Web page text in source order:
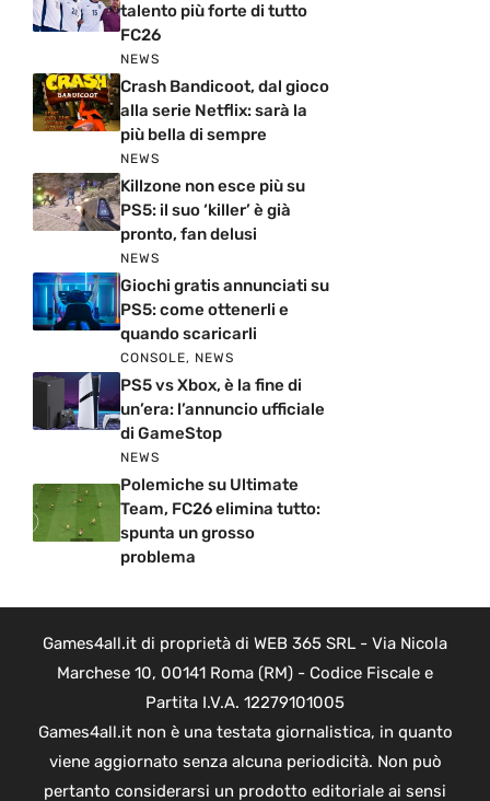
talento più forte di tutto
FC26
NEWS
Crash Bandicoot, dal gioco
alla serie Netflix: sarà la
più bella di sempre
NEWS
Killzone non esce più su
PS5: il suo ‘killer’ è già
pronto, fan delusi
NEWS
Giochi gratis annunciati su
PS5: come ottenerli e
quando scaricarli
CONSOLE, NEWS
PS5 vs Xbox, è la fine di
un’era: l’annuncio ufficiale
di GameStop
NEWS
Polemiche su Ultimate
Team, FC26 elimina tutto:
spunta un grosso
problema
Games4all.it di proprietà di WEB 365 SRL - Via Nicola
Marchese 10, 00141 Roma (RM) - Codice Fiscale e
Partita I.V.A. 12279101005
Games4all.it non è una testata giornalistica, in quanto
viene aggiornato senza alcuna periodicità. Non può
pertanto considerarsi un prodotto editoriale ai sensi